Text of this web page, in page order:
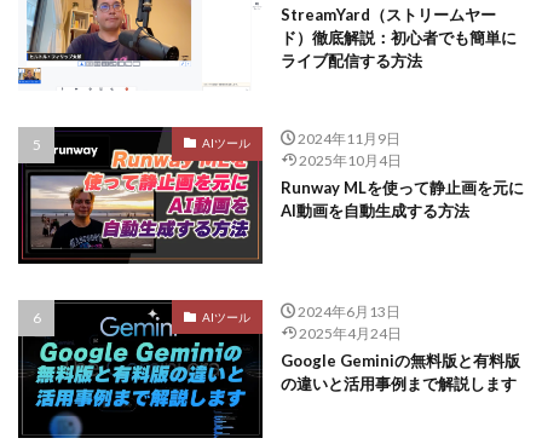
StreamYard（ストリームヤー
ド）徹底解説：初心者でも簡単に
ライブ配信する方法
AIツール
2024年11月9日
2025年10月4日
Runway MLを使って静止画を元に
AI動画を自動生成する方法
AIツール
2024年6月13日
2025年4月24日
Google Geminiの無料版と有料版
の違いと活用事例まで解説します